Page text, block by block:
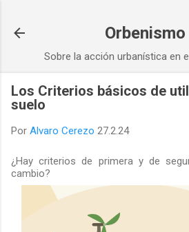
Orbenismo
Sobre la acción urbanística en
Los Criterios básicos de
suelo
Por Alvaro Cerezo 27.2.24
¿Hay criterios de primera y de
cambio?